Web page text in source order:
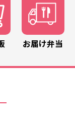
お届け弁当